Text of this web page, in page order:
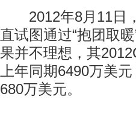
2012年8月11日，
直试图通过“抱团取
果并不理想，其
上年同期6490万美
680万美元。